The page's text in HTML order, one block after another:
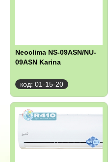
Neoclima NS-09ASN/NU-
09ASN Karina
код: 01-15-20